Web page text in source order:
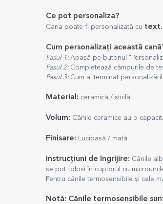
Ce pot personaliza?
Cana poate fi personalizată cu text.
Cum personalizați această
Pasul 1: Apasă pe butonul
Pasul 2: Completează câmpurile de
Pasul 3: Cum ai terminat
Material: ceramică / sticlă
Volum: Cănile ceramice au o
Finisare: Lucioasă / mată
Instrucțiuni de îngrijire: Cănile
se pot folosi în cuptorul cu
Pentru cănile termosensibile și cele
Notă: Cănile termosensibile